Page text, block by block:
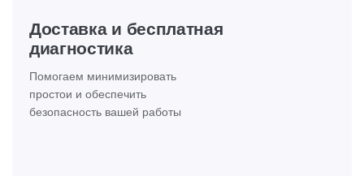
Доставка и бесплатная
диагностика
Помогаем минимизировать
простои и обеспечить
безопасность вашей работы